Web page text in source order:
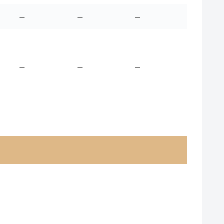
– – –
– – –